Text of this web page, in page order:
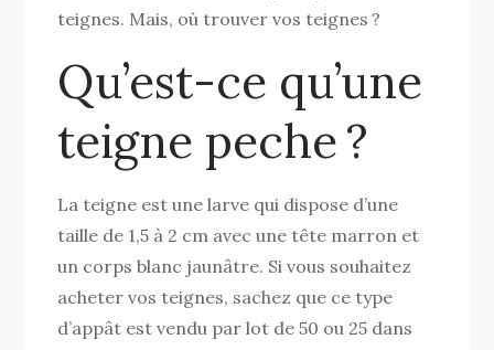
teignes. Mais, où trouver vos teignes ?
Qu’est-ce qu’une
teigne peche ?
La teigne est une larve qui dispose d’une
taille de 1,5 à 2 cm avec une tête marron et
un corps blanc jaunâtre. Si vous souhaitez
acheter vos teignes, sachez que ce type
d’appât est vendu par lot de 50 ou 25 dans